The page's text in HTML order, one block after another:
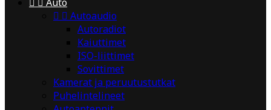
  Autoaudio
Autoradiot
Kaiuttimet
ISO-liittimet
Sovittimet
Kamerat ja peruutustutkat
Puhelintelineet